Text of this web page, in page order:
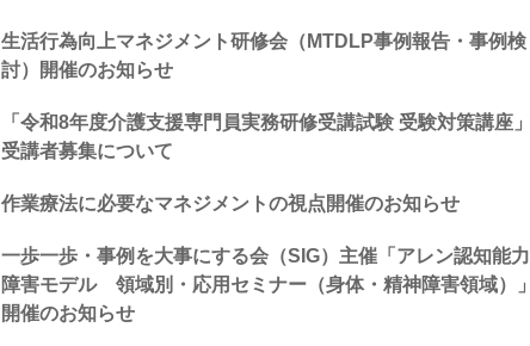
生活行為向上マネジメント研修会（MTDLP事例報告・事例検
討）開催のお知らせ
「令和8年度介護支援専門員実務研修受講試験 受験対策講座」
受講者募集について
作業療法に必要なマネジメントの視点開催のお知らせ
一歩一歩・事例を大事にする会（SIG）主催「アレン認知能力
障害モデル 領域別・応用セミナー（身体・精神障害領域）」
開催のお知らせ